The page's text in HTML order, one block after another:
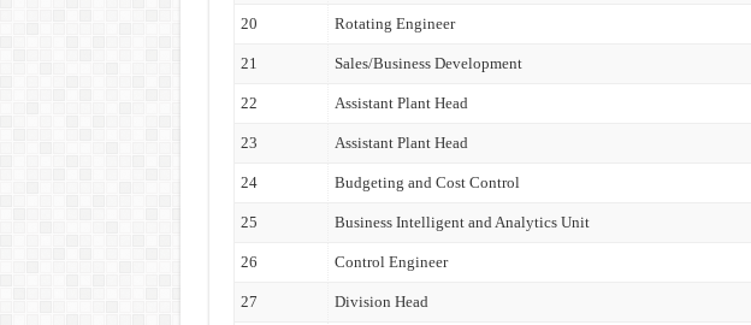
20 Rotating Engineer
21 Sales/Business Development
22 Assistant Plant Head
23 Assistant Plant Head
24 Budgeting and Cost Control
25 Business Intelligent and Analytics Unit
26 Control Engineer
27 Division Head